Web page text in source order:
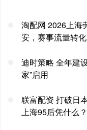
淘配网 2026上海
安，赛事流量转
迪时策略 全年建
家”启用
联富配资 打破日
上海95后凭什么？